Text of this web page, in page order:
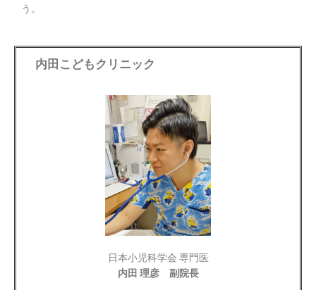
う。
内田こどもクリニック
日本小児科学会 専門医
内田 理彦 副院長